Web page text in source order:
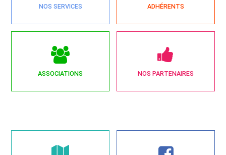
NOS SERVICES ADHÉRENTS
ASSOCIATIONS NOS PARTENAIRES